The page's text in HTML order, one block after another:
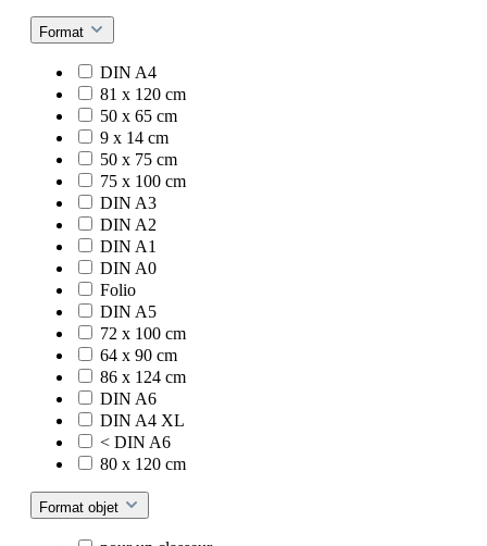
Format
DIN A4
81 x 120 cm
50 x 65 cm
9 x 14 cm
50 x 75 cm
75 x 100 cm
DIN A3
DIN A2
DIN A1
DIN A0
Folio
DIN A5
72 x 100 cm
64 x 90 cm
86 x 124 cm
DIN A6
DIN A4 XL
< DIN A6
80 x 120 cm
Format objet